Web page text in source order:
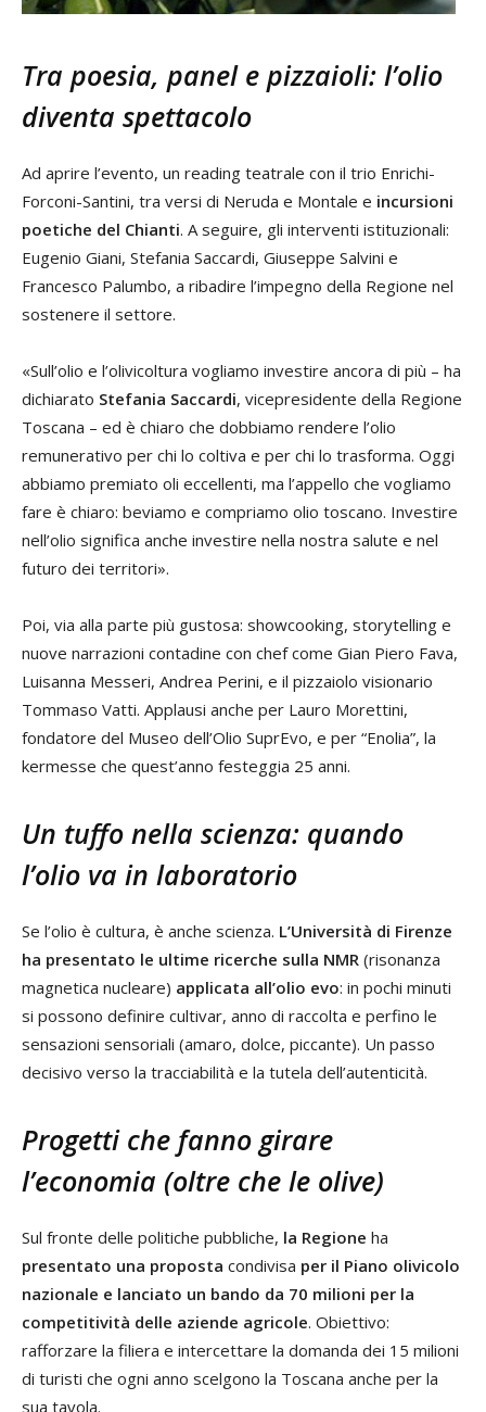
Tra poesia, panel e pizzaioli: l’olio
diventa spettacolo
Ad aprire l’evento, un reading teatrale con il trio Enrichi-
Forconi-Santini, tra versi di Neruda e Montale e incursioni
poetiche del Chianti. A seguire, gli interventi istituzionali:
Eugenio Giani, Stefania Saccardi, Giuseppe Salvini e
Francesco Palumbo, a ribadire l’impegno della Regione nel
sostenere il settore.
«Sull’olio e l’olivicoltura vogliamo investire ancora di più – ha
dichiarato Stefania Saccardi, vicepresidente della Regione
Toscana – ed è chiaro che dobbiamo rendere l’olio
remunerativo per chi lo coltiva e per chi lo trasforma. Oggi
abbiamo premiato oli eccellenti, ma l’appello che vogliamo
fare è chiaro: beviamo e compriamo olio toscano. Investire
nell’olio significa anche investire nella nostra salute e nel
futuro dei territori».
Poi, via alla parte più gustosa: showcooking, storytelling e
nuove narrazioni contadine con chef come Gian Piero Fava,
Luisanna Messeri, Andrea Perini, e il pizzaiolo visionario
Tommaso Vatti. Applausi anche per Lauro Morettini,
fondatore del Museo dell’Olio SuprEvo, e per “Enolia”, la
kermesse che quest’anno festeggia 25 anni.
Un tuffo nella scienza: quando
l’olio va in laboratorio
Se l’olio è cultura, è anche scienza. L’Università di Firenze
ha presentato le ultime ricerche sulla NMR (risonanza
magnetica nucleare) applicata all’olio evo: in pochi minuti
si possono definire cultivar, anno di raccolta e perfino le
sensazioni sensoriali (amaro, dolce, piccante). Un passo
decisivo verso la tracciabilità e la tutela dell’autenticità.
Progetti che fanno girare
l’economia (oltre che le olive)
Sul fronte delle politiche pubbliche, la Regione ha
presentato una proposta condivisa per il Piano olivicolo
nazionale e lanciato un bando da 70 milioni per la
competitività delle aziende agricole. Obiettivo:
rafforzare la filiera e intercettare la domanda dei 15 milioni
di turisti che ogni anno scelgono la Toscana anche per la
sua tavola.